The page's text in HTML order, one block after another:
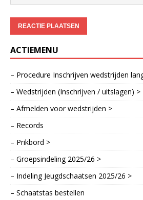
ACTIEMENU
– Procedure Inschrijven wedstrijden
– Wedstrijden (Inschrijven / uitslagen) >
– Afmelden voor wedstrijden >
– Records
– Prikbord >
– Groepsindeling 2025/26 >
– Indeling Jeugdschaatsen 2025/26 >
– Schaatstas bestellen